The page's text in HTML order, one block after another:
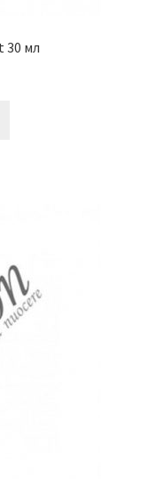
30 мл